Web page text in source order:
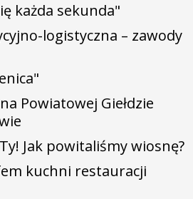
każda sekunda"
logistyczna – zawody
Powiatowej Giełdzie
Jak powitaliśmy wiosnę?
kuchni restauracji